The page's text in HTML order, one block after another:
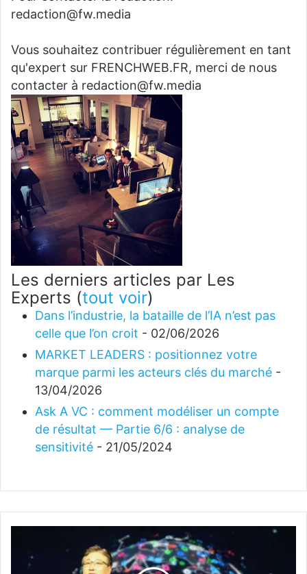
redaction@fw.media
Vous souhaitez contribuer régulièrement en tant
qu'expert sur FRENCHWEB.FR, merci de nous
contacter à redaction@fw.media
Les derniers articles par Les
Experts (tout voir)
Dans l’industrie, la bataille de l’IA n’est pas
celle que l’on croit - 02/06/2026
MARKET LEADERS : positionnez votre
marque parmi les acteurs clés du marché -
13/04/2026
Ask A VC : comment modéliser un compte
de résultat — Partie 6/6 : analyse de
sensitivité - 21/05/2024